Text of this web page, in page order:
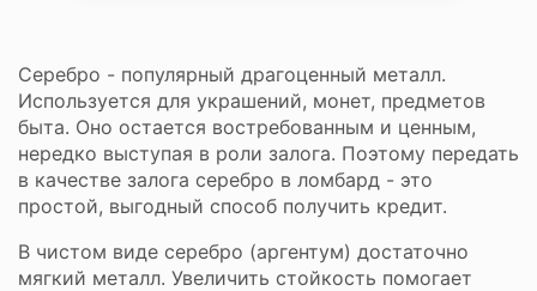
Серебро - популярный драгоценный металл.
Используется для украшений, монет, предметов
быта. Оно остается востребованным и ценным,
нередко выступая в роли залога. Поэтому передать
в качестве залога серебро в ломбард - это
простой, выгодный способ получить кредит.
В чистом виде серебро (аргентум) достаточно
мягкий металл. Увеличить стойкость помогает